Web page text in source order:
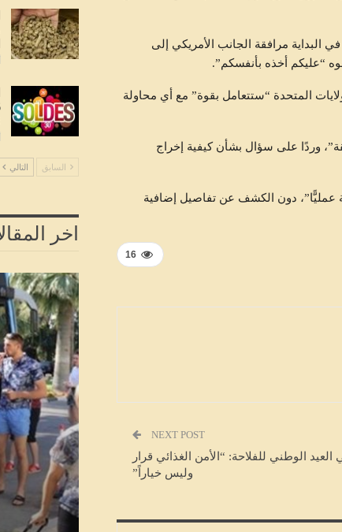
البداية مرافقة الجانب الأمريكي إلى
“عليكم أخذه بأنفسكم”.
المتحدة “ستتعامل بقوة” مع أي محاولة
نتنياهو بصورة أكثر مباشرة خلال مقابلة مع برنامج “60 دقيقة”، وردًا على سؤال بشأن كيفية إخراج
عمليًّا”، دون الكشف عن تفاصيل إضافية
16
NEXT POST
الوطني للفلاحة: “الأمن الغذائي قرار
وليس خياراً”
السابق التالي
اخر
متابعات